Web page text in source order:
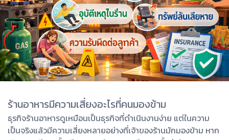
ร้านอาหารมีความเสี่ยงอะไรที่คนมองข้าม
ธุรกิจร้านอาหารดูเหมือนเป็นธุรกิจที่ดำเนินงานง่าย แต่ในความ
เป็นจริงแล้วมีความเสี่ยงหลายอย่างที่เจ้าของร้านมักมองข้าม หาก